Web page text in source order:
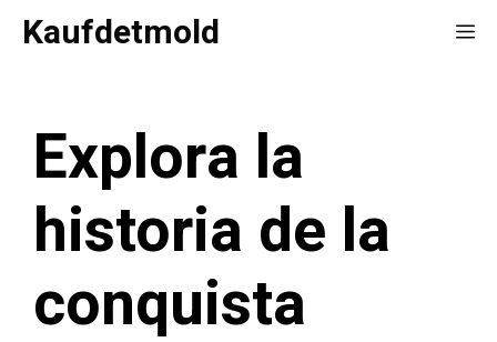
SaltarKaufdetmold
Explora la
historia de la
conquista